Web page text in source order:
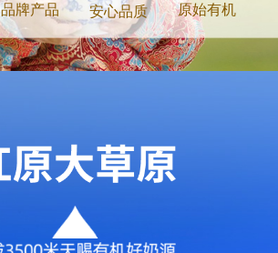
品牌产品 安心品质 原始有机